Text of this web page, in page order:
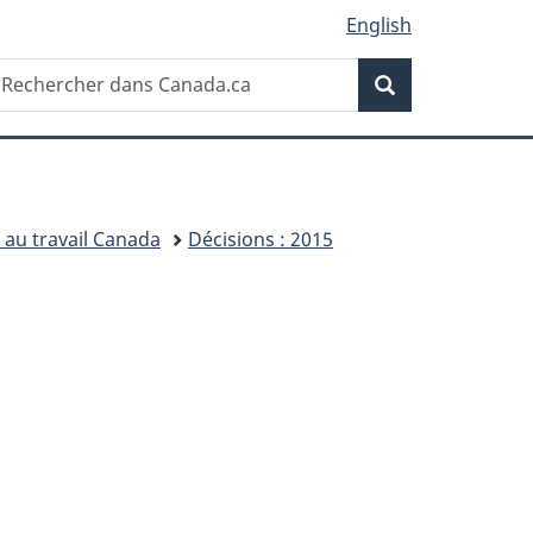
English
Recherche
travail Canada Décisions : 2015